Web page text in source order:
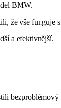
BMW.
že vše funguje
a efektivnější.
bezproblémový